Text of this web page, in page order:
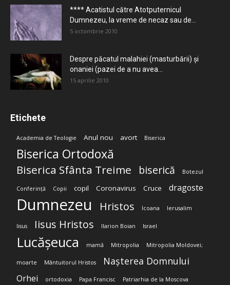
**** Acatistul către Atotputernicul
Dumnezeu, la vreme de necaz sau de...
5 octombrie 2010
Despre păcatul malahiei (masturbării) şi
onaniei (pazei de a nu avea...
15 aprilie 2010
Etichete
Academia de Teologie Anul nou avort Biserica
Biserica Ortodoxă
Biserica Sfânta Treime biserică Botezul
Conferință Copii copil Coronavirus Cruce dragoste
Dumnezeu Hristos Icoana Ierusalim
Iisus Iisus Hristos Ilarion Boian Israel
Lucășeuca mamă Mitropolia Mitropolia Moldovei;
moarte Mântuitorul Hristos Nașterea Domnului
Orhei ortodoxia Papa Francisc Patriarhia de la Moscova